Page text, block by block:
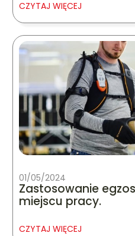
CZYTAJ WIĘCEJ
01/05/2024
Zastosowanie
miejscu pracy.
CZYTAJ WIĘCEJ